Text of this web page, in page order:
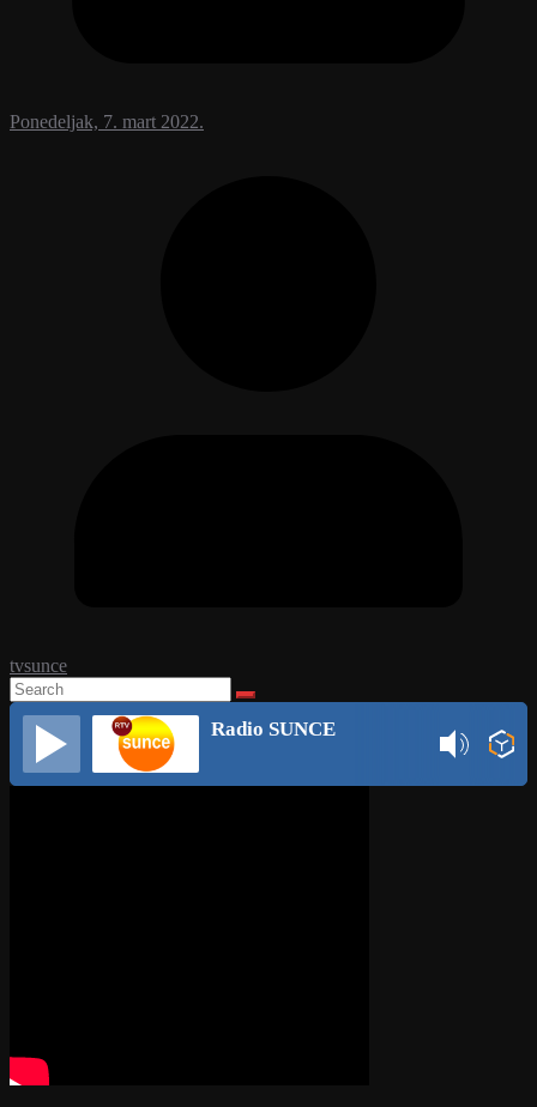
Ponedeljak, 7. mart 2022.
tvsunce
Radio SUNCE